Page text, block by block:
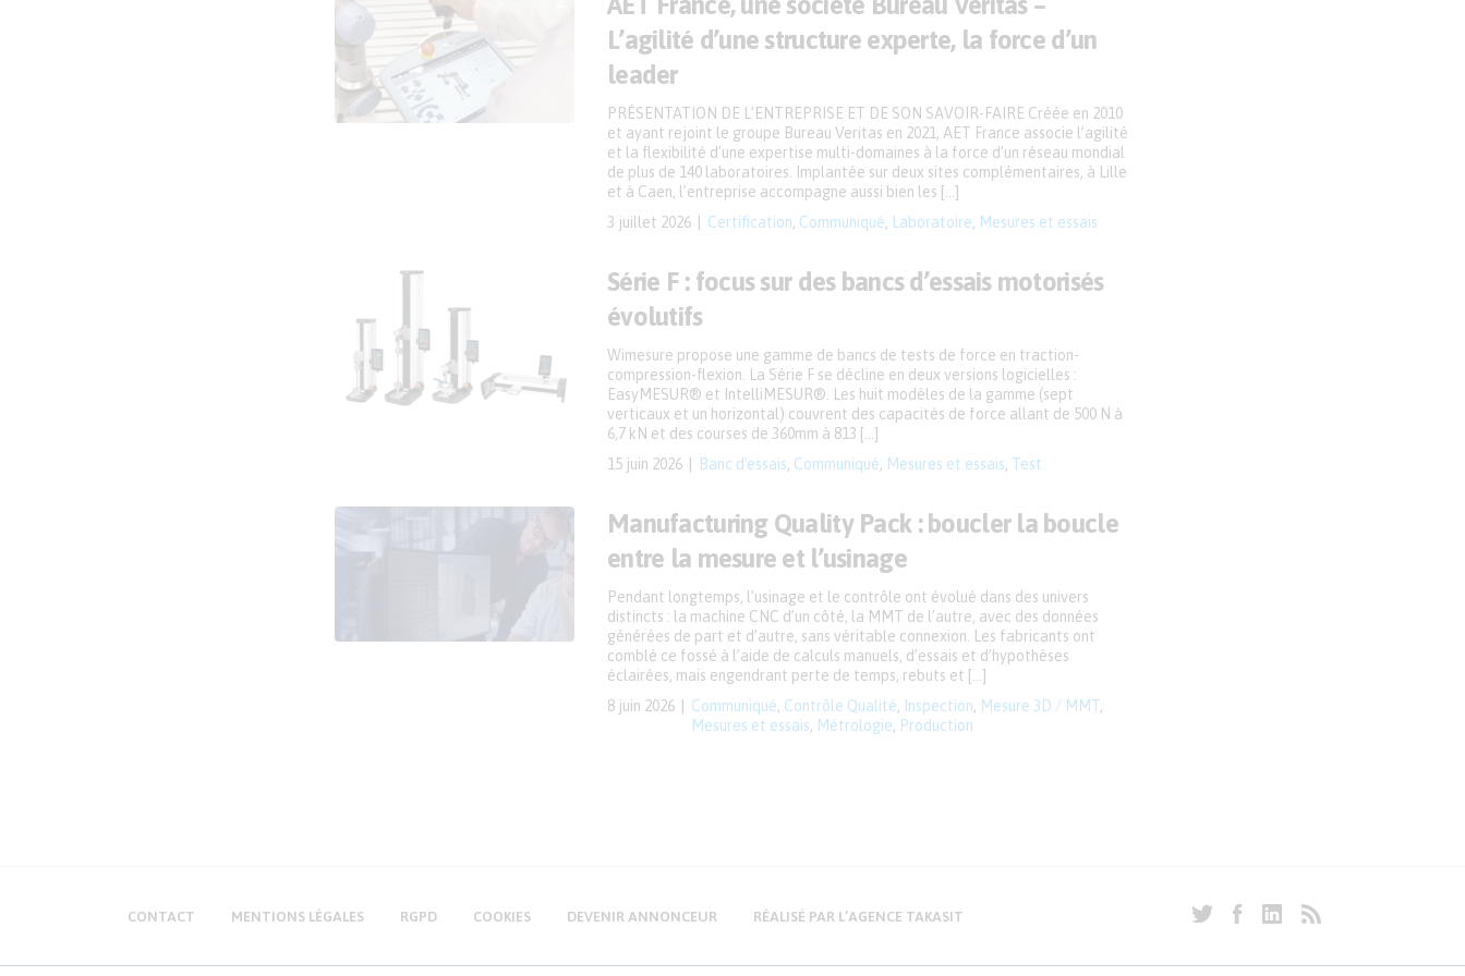
L’agilité d’une structure experte, la force d’un
leader
3 juillet 2026 Certification Communiqué Laboratoire Mesures et essais
PRÉSENTATION DE L’ENTREPRISE ET DE SON SAVOIR-FAIRE Créée en 2010
et ayant rejoint le groupe Bureau Veritas en 2021, AET France associe l’agilité
et la flexibilité d’une expertise multi-domaines à la force d’un réseau mondial
de plus de 140 laboratoires. Implantée sur deux sites complémentaires, à Lille
et à Caen, l’entreprise accompagne aussi bien les […]
Série F : focus sur des bancs d’essais motorisés
évolutifs
15 juin 2026 Banc d'essais Communiqué Mesures et essais Test
Wimesure propose une gamme de bancs de tests de force en traction-
compression-flexion. La Série F se décline en deux versions logicielles :
EasyMESUR® et IntelliMESUR®. Les huit modèles de la gamme (sept
verticaux et un horizontal) couvrent des capacités de force allant de 500 N à
6,7 kN et des courses de 360mm à 813 […]
Manufacturing Quality Pack : boucler la boucle
entre la mesure et l’usinage
8 juin 2026 Communiqué Contrôle Qualité Inspection Mesure 3D / MMT
Mesures et essais
Métrologie Production
Pendant longtemps, l’usinage et le contrôle ont évolué dans des univers
distincts : la machine CNC d’un côté, la MMT de l’autre, avec des données
générées de part et d’autre, sans véritable connexion. Les fabricants ont
comblé ce fossé à l’aide de calculs manuels, d’essais et d’hypothèses
éclairées, mais engendrant perte de temps, rebuts et […]
CONTACT MENTIONS LÉGALES RGPD COOKIES DEVENIR ANNONCEUR RÉALISÉ PAR L’AGENCE TAKASIT